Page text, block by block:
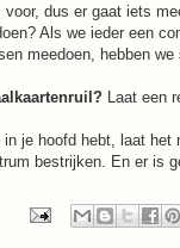
dus er gaat iets
Als we ieder een
meedoen, hebben
Laat een
je hoofd hebt, laat
bestrijken. En er is